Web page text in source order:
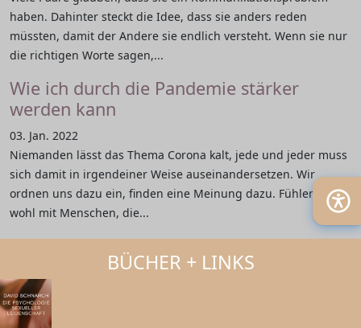
haben. Dahinter steckt die Idee, dass sie anders reden
müssten, damit der Andere sie endlich versteht. Wenn sie nur
die richtigen Worte sagen,...
Wie ich durch die Pandemie stärker
werden kann
03. Jan. 2022
Niemanden lässt das Thema Corona kalt, jede und jeder muss
sich damit in irgendeiner Weise auseinandersetzen. Wir
ordnen uns dazu ein, finden eine Meinung dazu. Fühlen uns
wohl mit Menschen, die...
BÜCHER + LINKS